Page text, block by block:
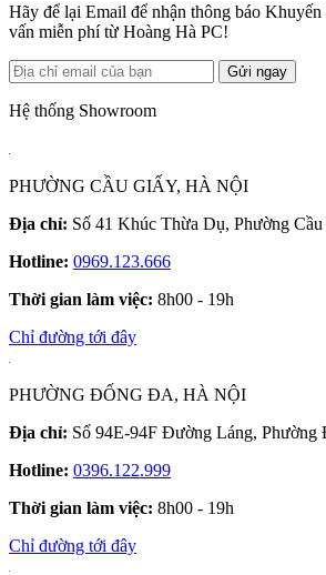
Hãy để lại Email để nhận thông báo Khuyến
vấn miễn phí từ Hoàng Hà PC!
Gửi ngay
Hệ thống Showroom
PHƯỜNG CẦU GIẤY, HÀ NỘI
Địa chỉ: Số 41 Khúc Thừa Dụ, Phường
Hotline: 0969.123.666
Thời gian làm việc: 8h00 - 19h
Chỉ đường tới đây
PHƯỜNG ĐỐNG ĐA, HÀ NỘI
Địa chỉ: Số 94E-94F Đường Láng,
Hotline: 0396.122.999
Thời gian làm việc: 8h00 - 19h
Chỉ đường tới đây